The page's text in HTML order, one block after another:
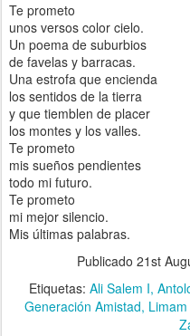
Te prometo
unos versos color cielo.
Un poema de suburbios
de favelas y barracas.
Una estrofa que encienda
los sentidos de la tierra
y que tiemblen de placer
los montes y los valles.
Te prometo
mis sueños pendientes
todo mi futuro.
Te prometo
mi mejor silencio.
Mis últimas palabras.
Publicado 21st
Etiquetas: Ali Salem I
Generación Amistad Limam